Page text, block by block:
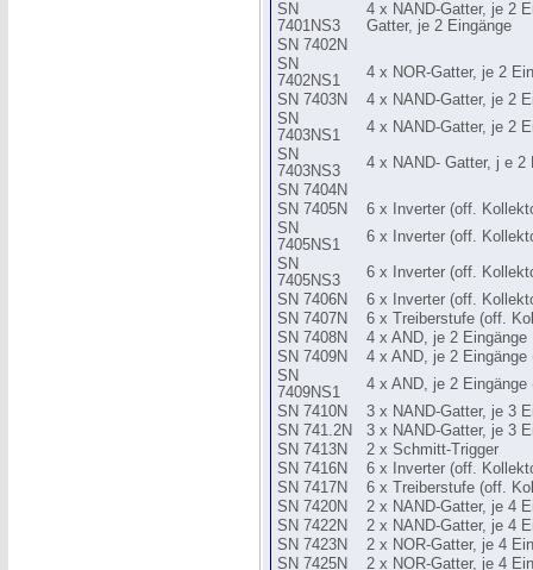
SN
7401NS3
4 x NAND-Gatter, je 2
Gatter, je 2 Eingänge
SN 7402N
SN
7402NS1
4 x NOR-Gatter, je 2
SN 7403N
4 x NAND-Gatter, je 2
SN
7403NS1
4 x NAND-Gatter, je 2
SN
7403NS3
4 x NAND- Gatter, j e 2
SN 7404N
SN 7405N
6 x Inverter (off.
SN
7405NS1
6 x Inverter (off.
SN
7405NS3
6 x Inverter (off.
SN 7406N
6 x Inverter (off.
SN 7407N
6 x Treiberstufe (off.
SN 7408N
4 x AND, je 2 Eingänge
SN 7409N
4 x AND, je 2
SN
7409NS1
4 x AND, je 2
SN 7410N
3 x NAND-Gatter, je 3
SN 741.2N
3 x NAND-Gatter, je 3
SN 7413N
2 x Schmitt-Trigger
SN 7416N
6 x Inverter (off.
SN 7417N
6 x Treiberstufe (off.
SN 7420N
2 x NAND-Gatter, je 4
SN 7422N
2 x NAND-Gatter, je 4
SN 7423N
2 x NOR-Gatter, je 4
SN 7425N
2 x NOR-Gatter, je 4